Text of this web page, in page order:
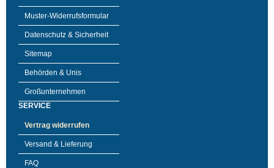
Muster-Widerrufsformular
Datenschutz & Sicherheit
Sitemap
Behörden & Unis
Großunternehmen
SERVICE
Vertrag widerrufen
Versand & Lieferung
FAQ